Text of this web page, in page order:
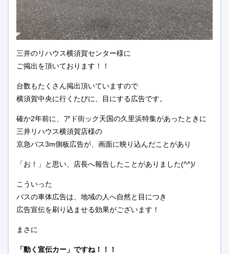
三井のリハウス横須賀センター様に
ご掲出を頂いております！！
台数もたくさん掲出頂いていますので
横須賀中央に行くたびに、目にする広告です。
確か2年前に、アド街ック天国の久里浜特集があったときに
三井リハウス横須賀店様の
京急バス3m側板広告が、画面に映り込んだことがあり
「お！」と思い、店長へ報告したことがありました(^^)/
こういった
バスの車体広告は、地域の人へ自然と目につき
広告宣伝を刷り込ませる効果がございます！
まさに
「動く宣伝カー」ですね！！！